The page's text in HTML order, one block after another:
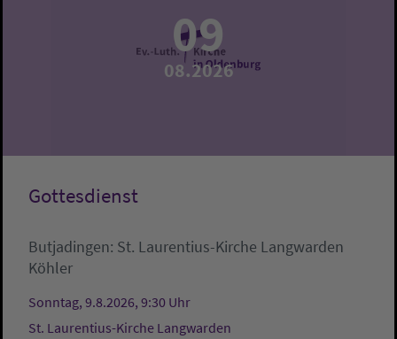
09
08.2026
Gottesdienst
Butjadingen: St. Laurentius-Kirche Langwarden
Köhler
Sonntag, 9.8.2026, 9:30 Uhr
St. Laurentius-Kirche Langwarden